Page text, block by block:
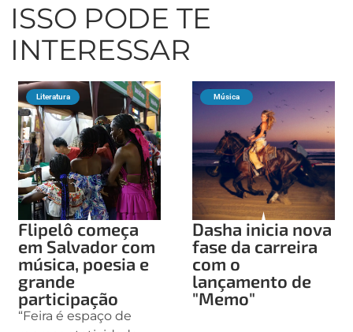
ISSO PODE TE
INTERESSAR
Literatura
Flipelô começa
em Salvador com
música, poesia e
grande
participação
“Feira é espaço de
Música
Dasha inicia nova
fase da carreira
com o
lançamento de
"Memo"